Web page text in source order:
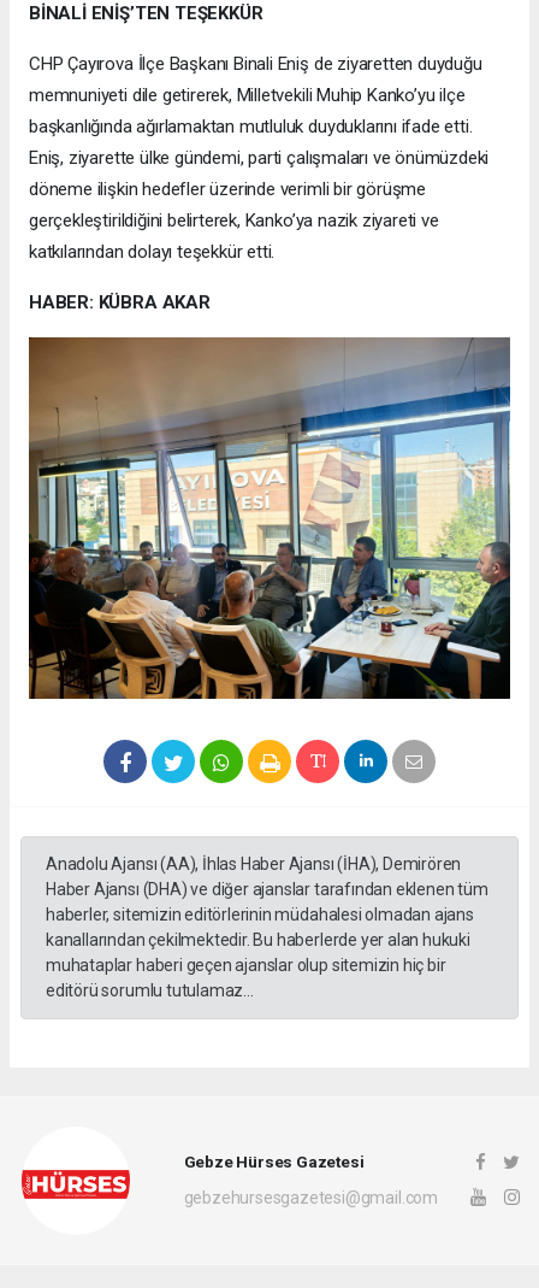
BİNALİ ENİŞ’TEN TEŞEKKÜR
CHP Çayırova İlçe Başkanı Binali Eniş de ziyaretten duyduğu
memnuniyeti dile getirerek, Milletvekili Muhip Kanko’yu ilçe
başkanlığında ağırlamaktan mutluluk duyduklarını ifade etti.
Eniş, ziyarette ülke gündemi, parti çalışmaları ve önümüzdeki
döneme ilişkin hedefler üzerinde verimli bir görüşme
gerçekleştirildiğini belirterek, Kanko’ya nazik ziyareti ve
katkılarından dolayı teşekkür etti.
HABER: KÜBRA AKAR
Anadolu Ajansı (AA), İhlas Haber Ajansı (İHA), Demirören
Haber Ajansı (DHA) ve diğer ajanslar tarafından eklenen tüm
haberler, sitemizin editörlerinin müdahalesi olmadan ajans
kanallarından çekilmektedir. Bu haberlerde yer alan hukuki
muhataplar haberi geçen ajanslar olup sitemizin hiç bir
editörü sorumlu tutulamaz...
Gebze Hürses Gazetesi
gebzehursesgazetesi@gmail.com